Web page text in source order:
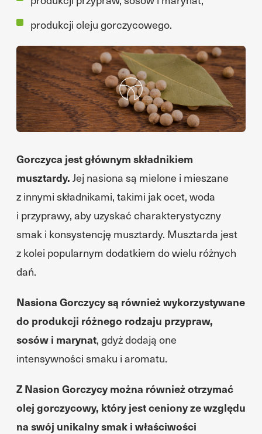
produkcji oleju gorczycowego.
Gorczyca jest głównym składnikiem
musztardy. Jej nasiona są mielone i mieszane
z innymi składnikami, takimi jak ocet, woda
i przyprawy, aby uzyskać charakterystyczny
smak i konsystencję musztardy. Musztarda jest
z kolei popularnym dodatkiem do wielu różnych
dań.
Nasiona Gorczycy są również wykorzystywane
do produkcji różnego rodzaju przypraw,
sosów i marynat, gdyż dodają one
intensywności smaku i aromatu.
Z Nasion Gorczycy można również otrzymać
olej gorczycowy, który jest ceniony ze względu
na swój unikalny smak i właściwości